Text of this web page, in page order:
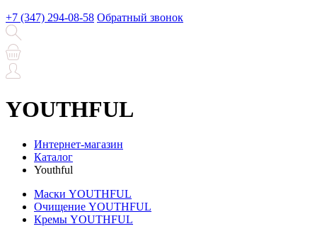
+7 (347) 294-08-58 Обратный звонок
YOUTHFUL
Интернет-магазин
Каталог
Youthful
Маски YOUTHFUL
Очищение YOUTHFUL
Кремы YOUTHFUL